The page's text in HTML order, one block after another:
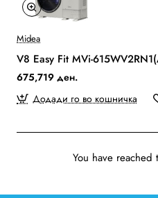
Midea
V8 Easy Fit MVi-
675,719 ден.
Додади го во кошничка
You have